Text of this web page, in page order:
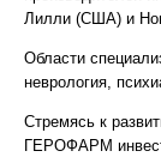
Лилли (США) и
Области
неврология,
Стремясь к
ГЕРОФАРМ